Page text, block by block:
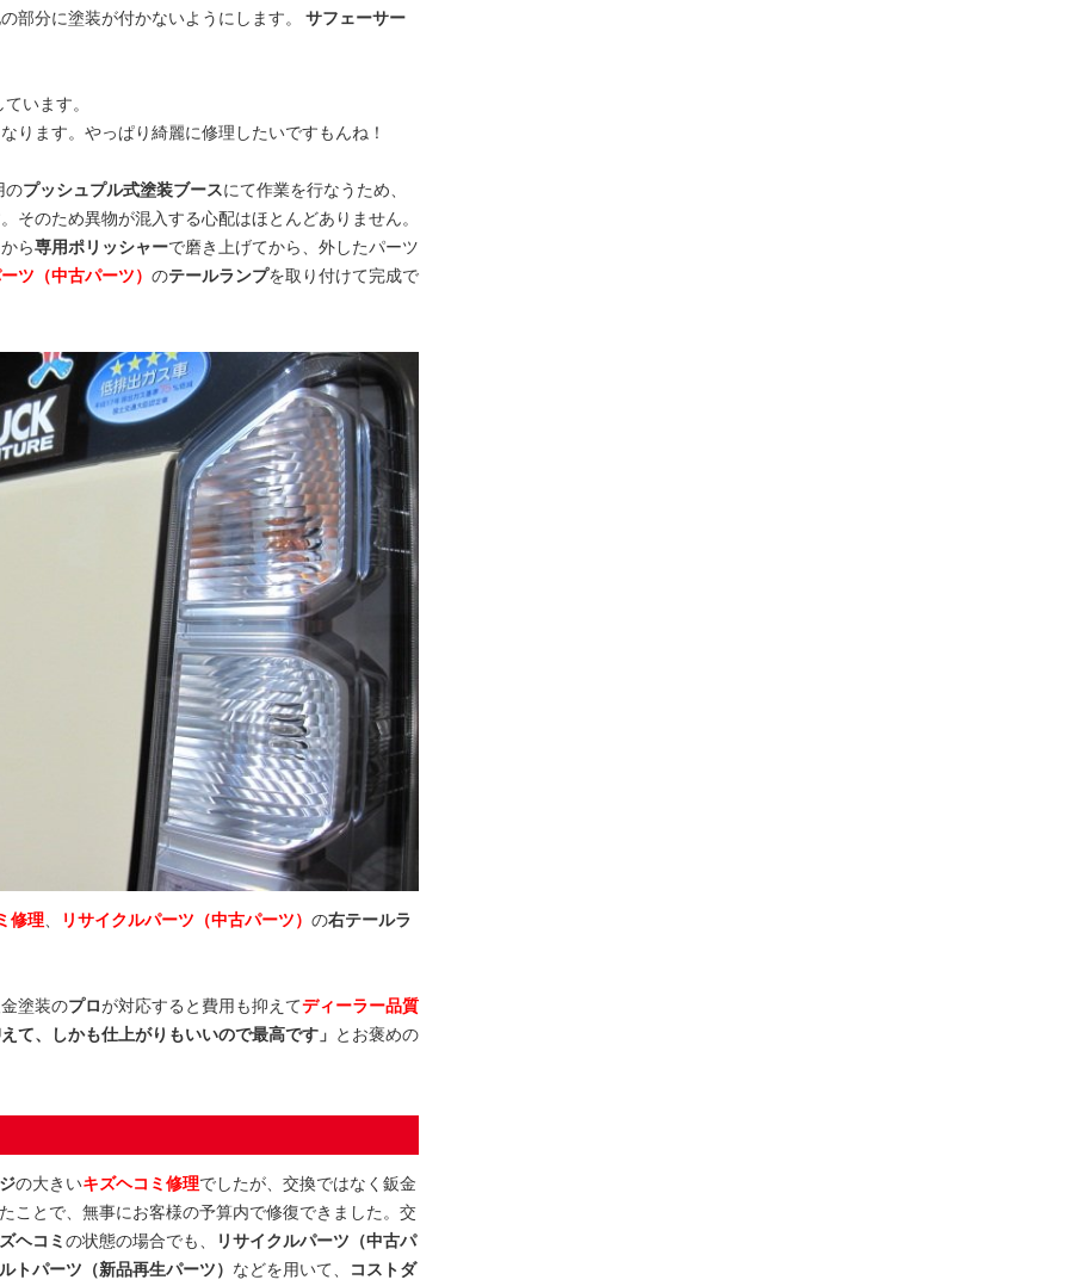
部分に塗装が付かないようにします。
サフェーサー
います。
ります。やっぱり綺麗に修理したいですもんね！
のプッシュプル式塗装ブースにて作業を行なうため、
そのため異物が混入する心配はほとんどありません。
ら専用ポリッシャーで磨き上げてから、外したパーツ
ツ（中古パーツ） のテールランプを取り付けて完成で
修理 リサイクルパーツ（中古パーツ） の右テールラ
塗装のプロが対応すると費用も抑えてディーラー品質
て、しかも仕上がりもいいので最高です」 とお褒めの
の大きいキズヘコミ修理でしたが、交換ではなく鈑金
ことで、無事にお客様の予算内で修復できました。交
ヘコミの状態の場合でも、
リサイクルパーツ（中古パ
トパーツ（新品再生パーツ） などを用いて、
コストダ